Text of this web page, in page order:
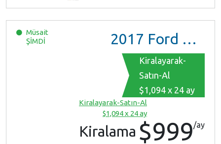
Müsait
ŞİMDİ
2017 Ford Mustang
Kiralayarak-
Satın-Al
$1,094 x 24 ay
Kiralayarak-Satın-Al
$1,094 x 24 ay
Kiralama $999/ay